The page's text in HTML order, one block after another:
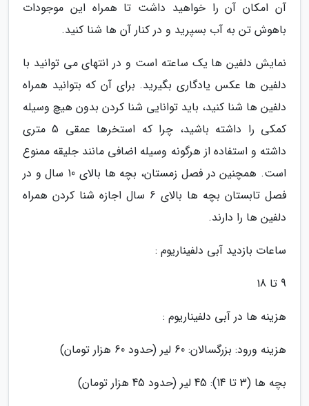
آن امکان آن را خواهید داشت تا همراه این موجودات
باهوش تن به آب بسپرید و در کنار آن ها شنا کنید.
نمایش دلفین ها یک ساعته است و در انتهای می توانید با
دلفین ها عکس یادگاری بگیرید. برای آن که بتوانید همراه
دلفین ها شنا کنید، باید توانایی شنا کردن بدون هیچ وسیله
کمکی را داشته باشید، چرا که استخرها عمقی 5 متری
داشته و استفاده از هرگونه وسیله اضافی مانند جلیقه ممنوع
است. همچنین در فصل زمستان، بچه ها بالای 10 سال و در
فصل تابستان بچه ها بالای 6 سال اجازه شنا کردن همراه
دلفین ها را دارند.
ساعات بازدید آبی دلفیناریوم :
9 تا 18
هزینه ها در آبی دلفیناریوم :
هزینه ورود: بزرگسالان: 60 لیر (حدود 60 هزار تومان)
بچه ها (3 تا 14): 45 لیر (حدود 45 هزار تومان)